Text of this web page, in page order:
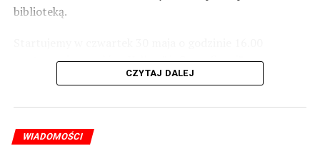
Foto: Wojciech Basałygo
biblioteką.
występami zespołów „Yellow” i „Specyficzni”.
CZYTAJ DALEJ
WIADOMOŚCI